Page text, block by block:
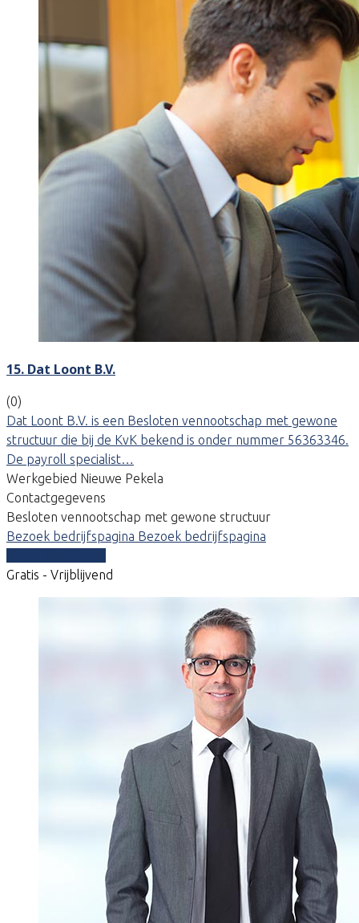
15. Dat Loont B.V.
(0)
Dat Loont B.V. is een Besloten vennootschap met gewone
structuur die bij de KvK bekend is onder nummer 56363346.
De payroll specialist…
Werkgebied Nieuwe Pekela
Contactgegevens
Besloten vennootschap met gewone structuur
Bezoek bedrijfspagina Bezoek bedrijfspagina
Gratis - Vrijblijvend